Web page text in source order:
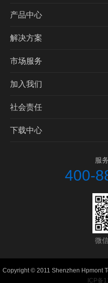
产品中心
解决方案
市场服务
加入我们
社会责任
下载中心
服
400-
微
Copyright © 2011 Shenzhen Hpmont
ICP备